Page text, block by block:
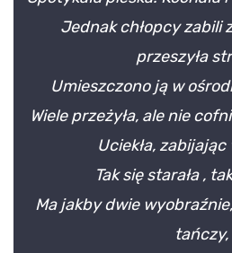
Jednak chłopcy zabili
przeszyła
Umieszczono ją w
Wiele przeżyła, ale nie
Uciekła,
Tak się starała ,
Ma jakby dwie
tańczy,